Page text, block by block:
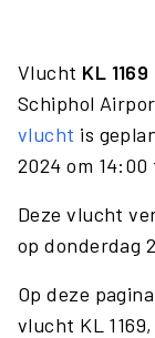
Vlucht KL 1169
Schiphol
vlucht is
2024 om
Deze vlucht
op donderdag
Op deze
vlucht KL